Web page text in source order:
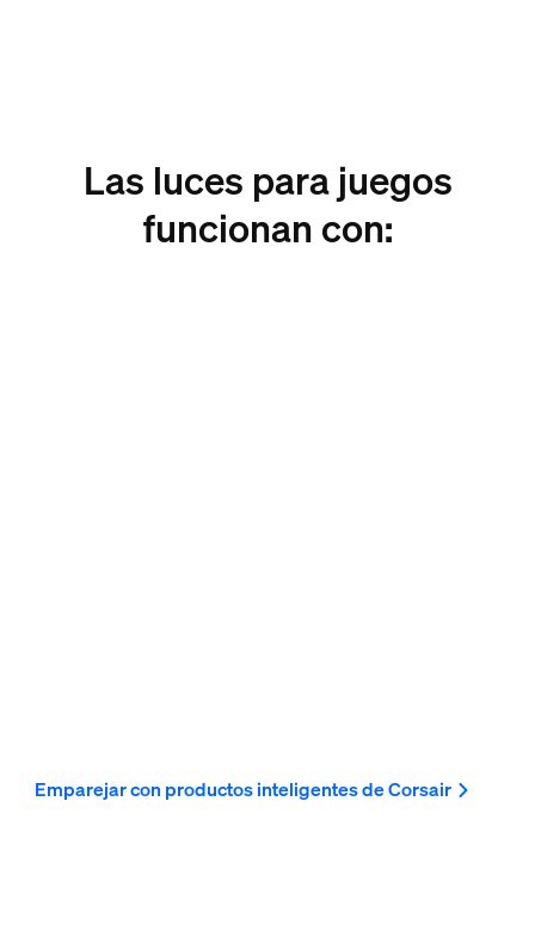
Las luces para juegos
funcionan con:
Emparejar con productos inteligentes de Corsair